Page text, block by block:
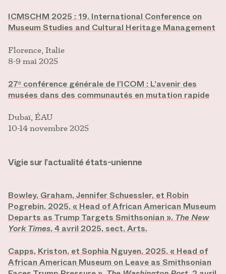
ICMSCHM 2025 : 19. International Conference on
Museum Studies and Cultural Heritage Management
Florence, Italie
8-9 mai 2025
27ᵉ conférence générale de l’ICOM : L’avenir des
musées dans des communautés en mutation rapide
Dubaï, ÉAU
10-14 novembre 2025
Vigie sur l’actualité états-unienne
Bowley, Graham, Jennifer Schuessler, et Robin
Pogrebin. 2025. « Head of African American Museum
Departs as Trump Targets Smithsonian ». The New
York Times, 4 avril 2025, sect. Arts.
Capps, Kriston, et Sophia Nguyen. 2025. « Head of
African American Museum on Leave as Smithsonian